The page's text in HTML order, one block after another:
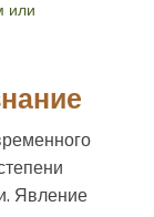
или
Явление